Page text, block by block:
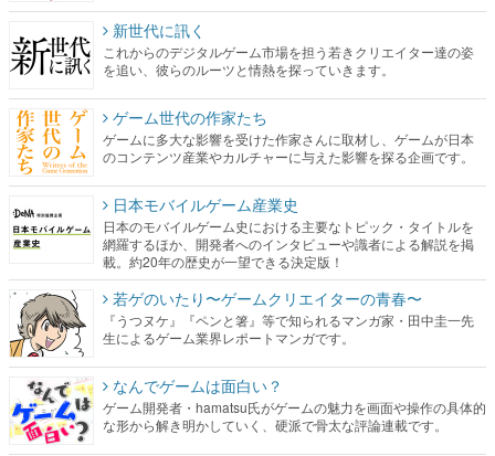
新世代に訊く
これからのデジタルゲーム市場を担う若きクリエイター達の姿
を追い、彼らのルーツと情熱を探っていきます。
ゲーム世代の作家たち
ゲームに多大な影響を受けた作家さんに取材し、ゲームが日本
のコンテンツ産業やカルチャーに与えた影響を探る企画です。
日本モバイルゲーム産業史
日本のモバイルゲーム史における主要なトピック・タイトルを
網羅するほか、開発者へのインタビューや識者による解説を掲
載。約20年の歴史が一望できる決定版！
若ゲのいたり〜ゲームクリエイターの青春〜
『うつヌケ』『ペンと箸』等で知られるマンガ家・田中圭一先
生によるゲーム業界レポートマンガです。
なんでゲームは面白い？
ゲーム開発者・hamatsu氏がゲームの魅力を画面や操作の具体的
な形から解き明かしていく、硬派で骨太な評論連載です。